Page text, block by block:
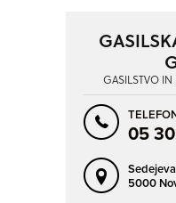
GASILSTVO IN
05
5000